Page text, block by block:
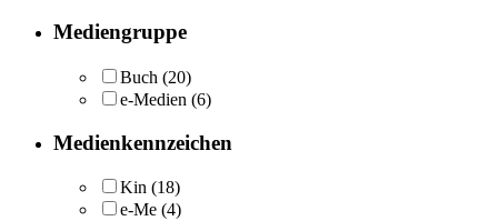
Mediengruppe
Buch (20)
e-Medien (6)
Medienkennzeichen
Kin (18)
e-Me (4)